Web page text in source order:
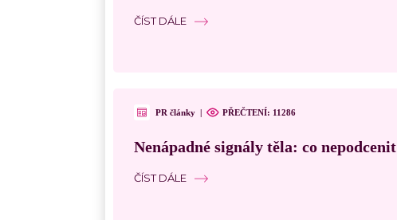
ČÍST DÁLE
PR články | PŘEČTENÍ: 11286
Nenápadné signály těla: co nepodcenit
ČÍST DÁLE